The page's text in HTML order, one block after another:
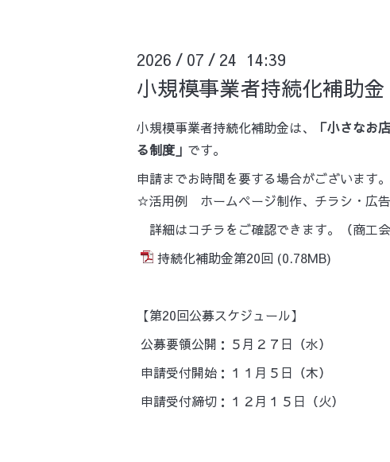
2026 / 07 / 24 14:39
小規模事業者持続化補助
小規模事業者持続化補助金は、
「小さなお
る制度」 です。
申請までお時間を要する場合がございます
☆活用例 ホームページ制作、 チラシ・広告
詳細はコチラをご確認できます。（商工
持続化補助金第20回 (0.78MB)
【第20回公募スケジュール】
公募要領公開：５月２７日（水）
申請受付開始：１１月５日（木）
申請受付締切：１２月１５日（火）